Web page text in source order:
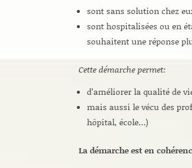
sont sans solution chez
sont hospitalisées ou en
souhaitent une réponse
Cette démarche permet:
d’améliorer la qualité de
mais aussi le vécu des
hôpital, école…)
La démarche est en